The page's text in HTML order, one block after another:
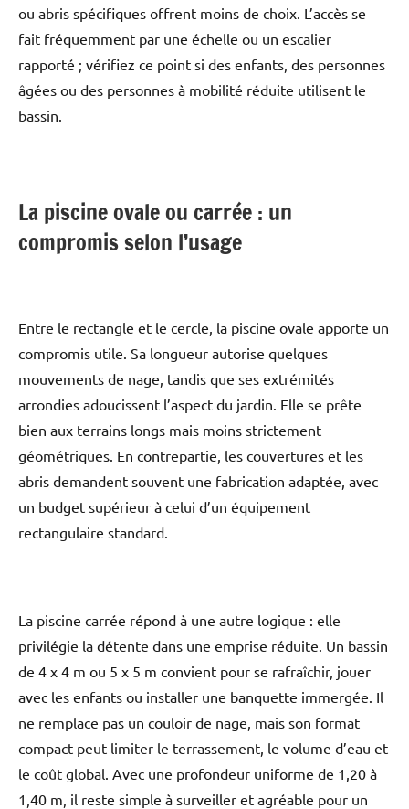
ou abris spécifiques offrent moins de choix. L’accès se
fait fréquemment par une échelle ou un escalier
rapporté ; vérifiez ce point si des enfants, des personnes
âgées ou des personnes à mobilité réduite utilisent le
bassin.
La piscine ovale ou carrée : un
compromis selon l’usage
Entre le rectangle et le cercle, la piscine ovale apporte un
compromis utile. Sa longueur autorise quelques
mouvements de nage, tandis que ses extrémités
arrondies adoucissent l’aspect du jardin. Elle se prête
bien aux terrains longs mais moins strictement
géométriques. En contrepartie, les couvertures et les
abris demandent souvent une fabrication adaptée, avec
un budget supérieur à celui d’un équipement
rectangulaire standard.
La piscine carrée répond à une autre logique : elle
privilégie la détente dans une emprise réduite. Un bassin
de 4 x 4 m ou 5 x 5 m convient pour se rafraîchir, jouer
avec les enfants ou installer une banquette immergée. Il
ne remplace pas un couloir de nage, mais son format
compact peut limiter le terrassement, le volume d’eau et
le coût global. Avec une profondeur uniforme de 1,20 à
1,40 m, il reste simple à surveiller et agréable pour un